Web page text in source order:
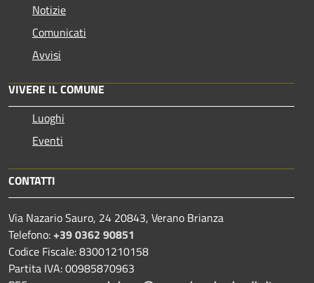
Notizie
Comunicati
Avvisi
VIVERE IL COMUNE
Luoghi
Eventi
CONTATTI
Via Nazario Sauro, 24 20843, Verano Brianza
Telefono:+39 0362 90851
Codice Fiscale: 83001210158
Partita IVA: 00985870963